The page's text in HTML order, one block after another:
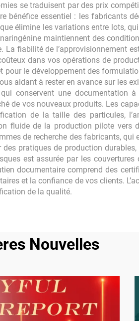
se traduisent par des prix
bénéfice essentiel : les fabricants
élimine les variations entre lots,
maintiennent des
fiabilité de l’approvisionnement
dans vos opérations de
le développement des
aidant à rester en avance sur les
conservent une documentation
de vos nouveaux produits. Les
de la taille des particules,
fluide de la production pilote vers
de recherche des fabricants,
pratiques de production
est assurée par les
documentaire comprend des
et la confiance de vos clients.
de la qualité.
Nouvelles